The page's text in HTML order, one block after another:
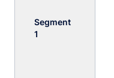
Segment
1